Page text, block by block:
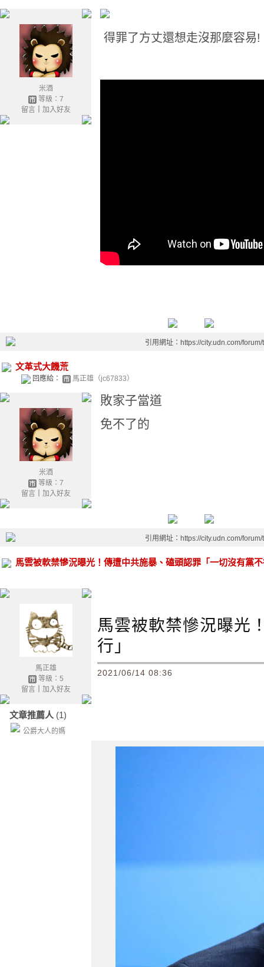
米酒
等級：7
留言｜ 加入好友
得罪了方丈還想走沒那麼容易!
引用網址：https://city.udn.com/
文革式大饑荒
回應給： 馬正雄（jc67833）
米酒
等級：7
留言｜ 加入好友
敗家子當道
免不了的
引用網址：https://city.udn.com/
馬雲被軟禁慘況曝光！傳遭中共施暴、磕頭認罪「一切沒有黨
馬正雄
等級：5
留言｜ 加入好友
文章推薦人 (1)
公爵大人的媽
馬雲被軟禁慘況曝光
行」
2021/06/14 08:36